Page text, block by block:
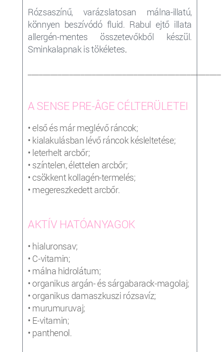
Rózsaszínű, varázslatosan málna-illatú,
könnyen beszívódó fluid. Rabul ejtő illata
allergén-mentes összetevőkből készül.
Sminkalapnak is tökéletes.
A SENSE PRE-ÂGE CÉLTERÜLETEI
• első és már meglévő ráncok;
• kialakulásban lévő ráncok késleltetése;
• leterhelt arcbőr;
• színtelen, élettelen arcbőr;
• csökkent kollagén-termelés;
• megereszkedett arcbőr.
AKTÍV HATÓANYAGOK
• hialuronsav;
• C-vitamin;
• málna hidrolátum;
• organikus argán- és sárgabarack-magolaj;
• organikus damaszkuszi rózsavíz;
• murumuruvaj;
• E-vitamin;
• panthenol.